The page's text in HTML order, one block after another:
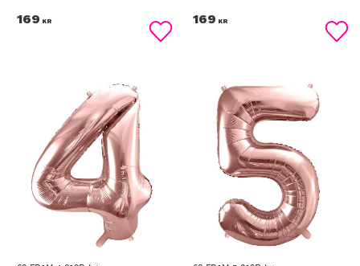
169 KR
Lägg till i favoriter
169 KR